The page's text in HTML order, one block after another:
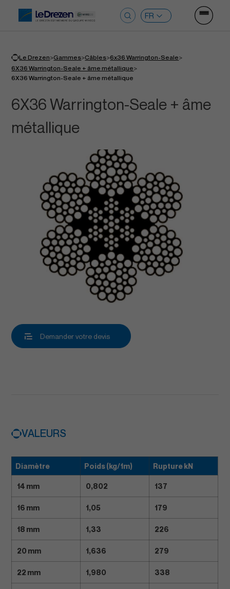
Ouvrir
Rechercher :
Le Drezen>Gammes>Câbles>6x36 Warrington-Seale>
6X36 Warrington-Seale + âme métallique>
6X36 Warrington-Seale + âme métallique
6X36 Warrington-Seale + âme
métallique
Demander votre devis
VALEURS
Diamètre Poids (kg/1m) Rupture kN
14 mm 0,802 137
16 mm 1,05 179
18 mm 1,33 226
20 mm 1,636 279
22 mm 1,980 338